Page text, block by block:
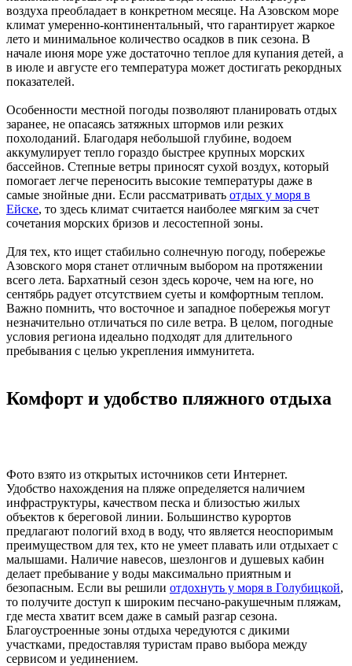
воздуха преобладает в конкретном месяце. На Азовском море
климат умеренно-континентальный, что гарантирует жаркое
лето и минимальное количество осадков в пик сезона. В
начале июня море уже достаточно теплое для купания детей, а
в июле и августе его температура может достигать рекордных
показателей.
Особенности местной погоды позволяют планировать отдых
заранее, не опасаясь затяжных штормов или резких
похолоданий. Благодаря небольшой глубине, водоем
аккумулирует тепло гораздо быстрее крупных морских
бассейнов. Степные ветры приносят сухой воздух, который
помогает легче переносить высокие температуры даже в
самые знойные дни. Если рассматривать отдых у моря в
Ейске, то здесь климат считается наиболее мягким за счет
сочетания морских бризов и лесостепной зоны.
Для тех, кто ищет стабильно солнечную погоду, побережье
Азовского моря станет отличным выбором на протяжении
всего лета. Бархатный сезон здесь короче, чем на юге, но
сентябрь радует отсутствием суеты и комфортным теплом.
Важно помнить, что восточное и западное побережья могут
незначительно отличаться по силе ветра. В целом, погодные
условия региона идеально подходят для длительного
пребывания с целью укрепления иммунитета.
Комфорт и удобство пляжного отдыха
Фото взято из открытых источников сети Интернет.
Удобство нахождения на пляже определяется наличием
инфраструктуры, качеством песка и близостью жилых
объектов к береговой линии. Большинство курортов
предлагают пологий вход в воду, что является неоспоримым
преимуществом для тех, кто не умеет плавать или отдыхает с
малышами. Наличие навесов, шезлонгов и душевых кабин
делает пребывание у воды максимально приятным и
безопасным. Если вы решили отдохнуть у моря в Голубицкой,
то получите доступ к широким песчано-ракушечным пляжам,
где места хватит всем даже в самый разгар сезона.
Благоустроенные зоны отдыха чередуются с дикими
участками, предоставляя туристам право выбора между
сервисом и уединением.